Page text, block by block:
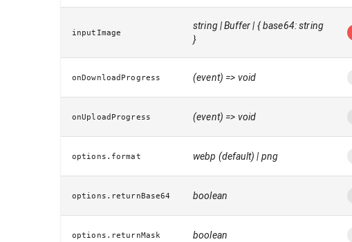
inputImage
string | Buffer | { base64: string
}
onDownloadProgress (event) => void
onUploadProgress (event) => void
options.format webp (default) | png
options.returnBase64 boolean
options.returnMask boolean